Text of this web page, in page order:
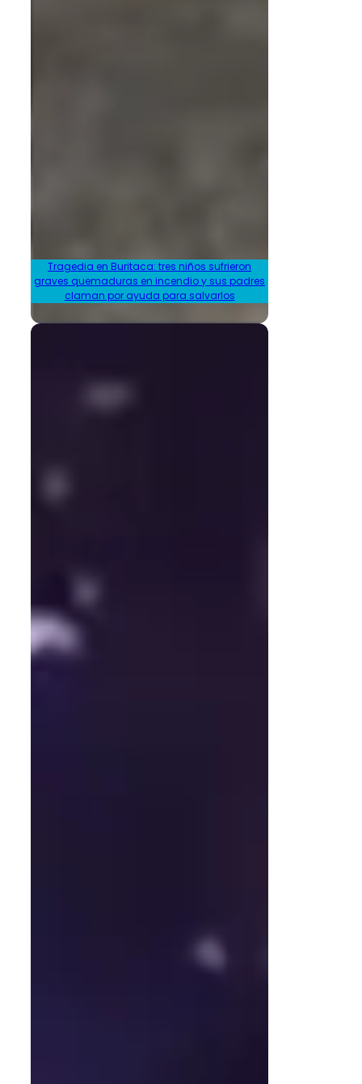
Tragedia en Buritaca: tres niños sufrieron
graves quemaduras en incendio y sus padres
claman por ayuda para salvarlos